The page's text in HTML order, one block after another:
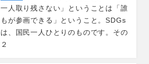
一人取り残さない」ということは「誰
もが参画できる」ということ。SDGs
は、国民一人ひとりのものです。その
２